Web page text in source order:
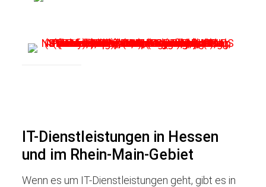
IT-Dienstleistungen in Hessen
und im Rhein-Main-Gebiet
Wenn es um IT-Dienstleistungen geht, gibt es in